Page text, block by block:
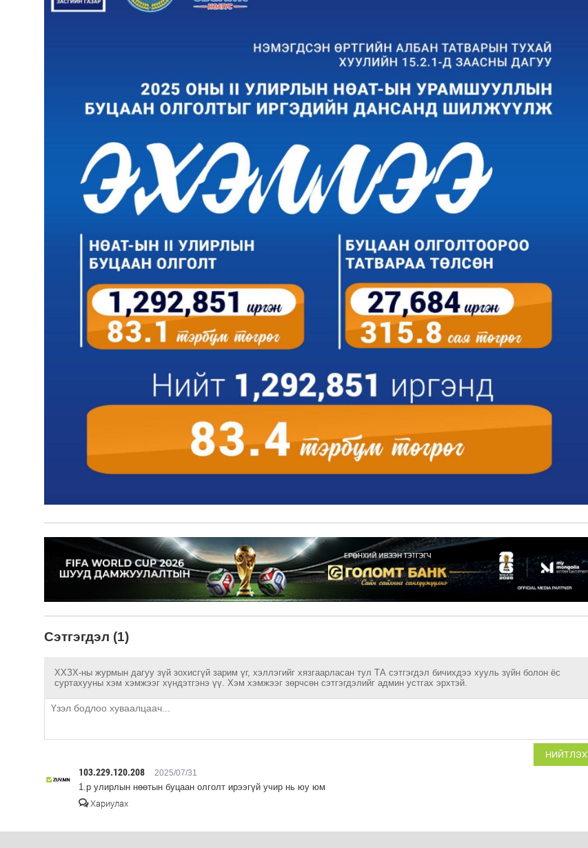
Сэтгэгдэл (1)
ХХЗХ-ны журмын дагуу зүй зохисгүй зарим үг, хэллэгийг хязгаарласан тул ТА сэтгэгдэл бичихдээ хууль зүйн болон ёс
суртахууны хэм хэмжээг хүндэтгэнэ үү. Хэм хэмжээг зөрчсөн сэтгэгдэлийг админ устгах эрхтэй.
НИЙТЛЭХ
103.229.120.208 2025/07/31
1.р улирлын нөөтын буцаан олголт ирээгүй учир нь юу юм
Хариулах